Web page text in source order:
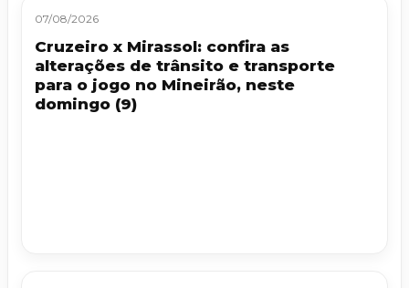
07/08/2026
Cruzeiro x Mirassol: confira as
alterações de trânsito e transporte
para o jogo no Mineirão, neste
domingo (9)